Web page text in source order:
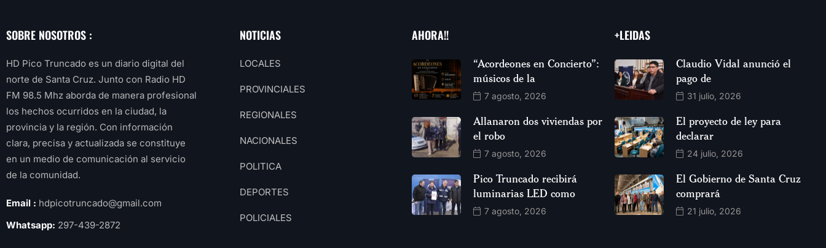
SOBRE NOSOTROS :
HD Pico Truncado es un diario digital del
norte de Santa Cruz. Junto con Radio HD
FM 98.5 Mhz aborda de manera profesional
los hechos ocurridos en la ciudad, la
provincia y la región. Con información
clara, precisa y actualizada se constituye
en un medio de comunicación al servicio
de la comunidad.
Email : hdpicotruncado@gmail.com
Whatsapp: 297-439-2872
NOTICIAS
LOCALES
PROVINCIALES
REGIONALES
NACIONALES
POLITICA
DEPORTES
POLICIALES
AHORA!!
“Acordeones en Concierto”:
músicos de la
7 agosto, 2026
Allanaron dos viviendas por
el robo
7 agosto, 2026
Pico Truncado recibirá
luminarias LED como
7 agosto, 2026
+LEIDAS
Claudio Vidal anunció el
pago de
31 julio, 2026
El proyecto de ley para
declarar
24 julio, 2026
El Gobierno de Santa Cruz
comprará
21 julio, 2026